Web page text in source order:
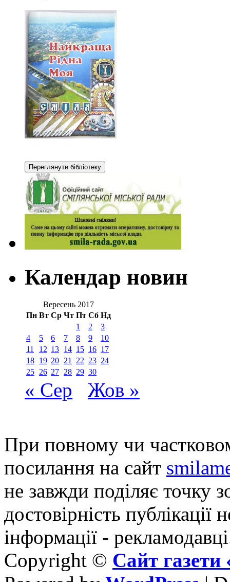
Календар новин
Вересень 2017
Пн Вт Ср Чт Пт Сб Нд
1
2
3
4
5 6 7 8 9
10
11
12 13 14 15 16 17
18 19 20 21 22 23 24
25 26 27 28 29 30
« Сер Жов »
При повному чи
посилання на сайт
не завжди поділяє точку
достовірність публікації
інформації -
Copyright © Сайт